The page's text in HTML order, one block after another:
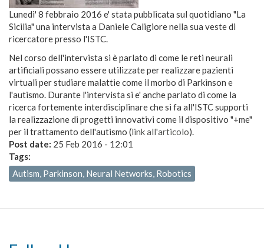
Lunedi' 8 febbraio 2016 e' stata pubblicata sul quotidiano "La
Sicilia" una intervista a Daniele Caligiore nella sua veste di
ricercatore presso l'ISTC.
Nel corso dell'intervista si è parlato di come le reti neurali
artificiali possano essere utilizzate per realizzare pazienti
virtuali per studiare malattie come il morbo di Parkinson e
l'autismo. Durante l'intervista si e' anche parlato di come la
ricerca fortemente interdisciplinare che si fa all'ISTC supporti
la realizzazione di progetti innovativi come il dispositivo "+me"
per il trattamento dell'autismo (link all'articolo).
Post date: 25 Feb 2016 - 12:01
Tags:
Autism, Parkinson, Neural Networks, Robotics